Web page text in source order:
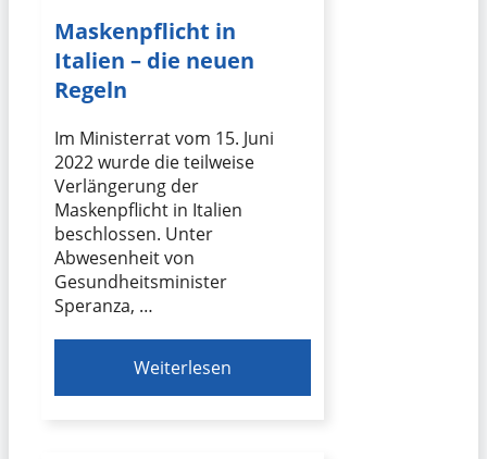
Maskenpflicht in
Italien – die neuen
Regeln
Im Ministerrat vom 15. Juni
2022 wurde die teilweise
Verlängerung der
Maskenpflicht in Italien
beschlossen. Unter
Abwesenheit von
Gesundheitsminister
Speranza, …
Weiterlesen